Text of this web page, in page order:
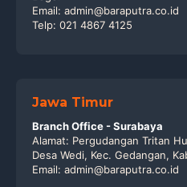
Email: admin@baraputra.co.id
Telp: 021 4867 4125
Jawa Timur
Branch Office - Surabaya
Alamat: Pergudangan Tritan
Desa Wedi, Kec. Gedangan,
Email: admin@baraputra.co.id